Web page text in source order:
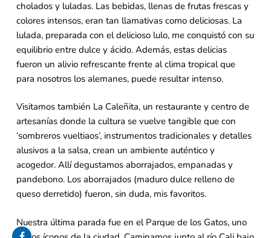
cholados y luladas. Las bebidas, llenas de frutas frescas y
colores intensos, eran tan llamativas como deliciosas. La
lulada, preparada con el delicioso lulo, me conquistó con su
equilibrio entre dulce y ácido. Además, estas delicias
fueron un alivio refrescante frente al clima tropical que
para nosotros los alemanes, puede resultar intenso.
Visitamos también La Caleñita, un restaurante y centro de
artesanías donde la cultura se vuelve tangible que con
‘sombreros vueltiaos’, instrumentos tradicionales y detalles
alusivos a la salsa, crean un ambiente auténtico y
acogedor. Allí degustamos aborrajados, empanadas y
pandebono. Los aborrajados (maduro dulce relleno de
queso derretido) fueron, sin duda, mis favoritos.
Nuestra última parada fue en el Parque de los Gatos, uno